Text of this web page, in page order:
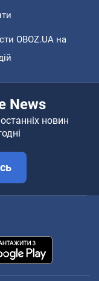
OBOZ.UA на
News
новин